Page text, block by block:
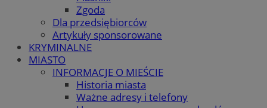
Zgoda
Dla przedsiębiorców
Artykuły sponsorowane
KRYMINALNE
MIASTO
INFORMACJE O MIEŚCIE
Historia miasta
Ważne adresy i telefony